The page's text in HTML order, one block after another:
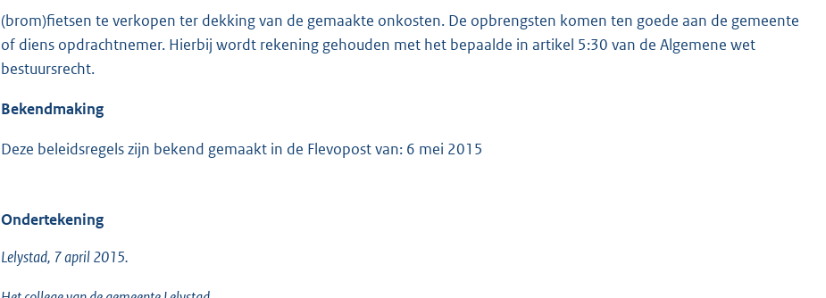
(brom)fietsen te verkopen ter dekking van de gemaakte onkosten. De opbrengsten komen ten goede aan de gemeente
of diens opdrachtnemer. Hierbij wordt rekening gehouden met het bepaalde in artikel 5:30 van de Algemene wet
bestuursrecht.
Bekendmaking
Deze beleidsregels zijn bekend gemaakt in de Flevopost van: 6 mei 2015
Ondertekening
Lelystad, 7 april 2015.